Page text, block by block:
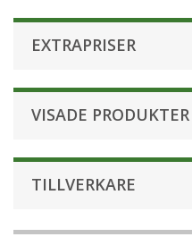
EXTRAPRISER
VISADE PRODUKTER
TILLVERKARE